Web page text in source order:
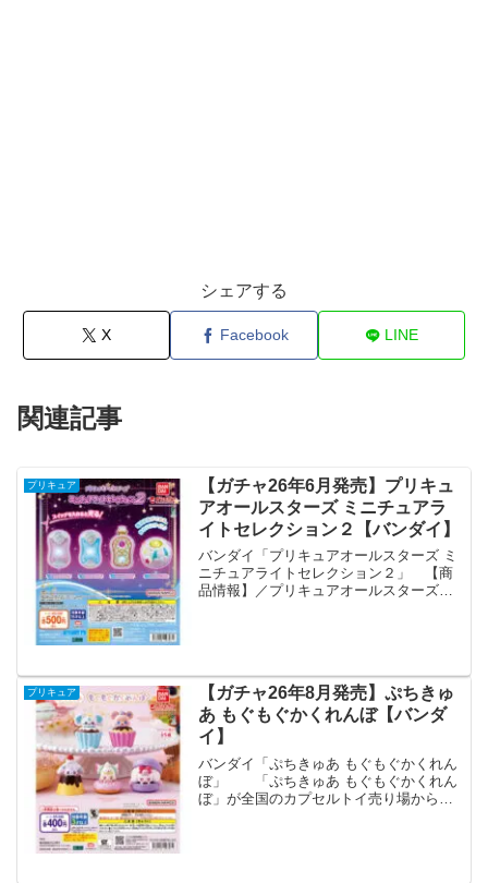
シェアする
X Facebook LINE
関連記事
プリキュア
【ガチャ26年6月発売】プリキュ
アオールスターズ ミニチュアラ
イトセレクション２【バンダイ】
バンダイ「プリキュアオールスターズ ミ
ニチュアライトセレクション２」 【商
品情報】／プリキュアオールスターズミ
プリキュア
【ガチャ26年8月発売】ぷちきゅ
あ もぐもぐかくれんぼ【バンダ
イ】
バンダイ「ぷちきゅあ もぐもぐかくれん
ぼ」 「ぷちきゅあ もぐもぐかくれん
ぼ」が全国のカプセルトイ売り場から発